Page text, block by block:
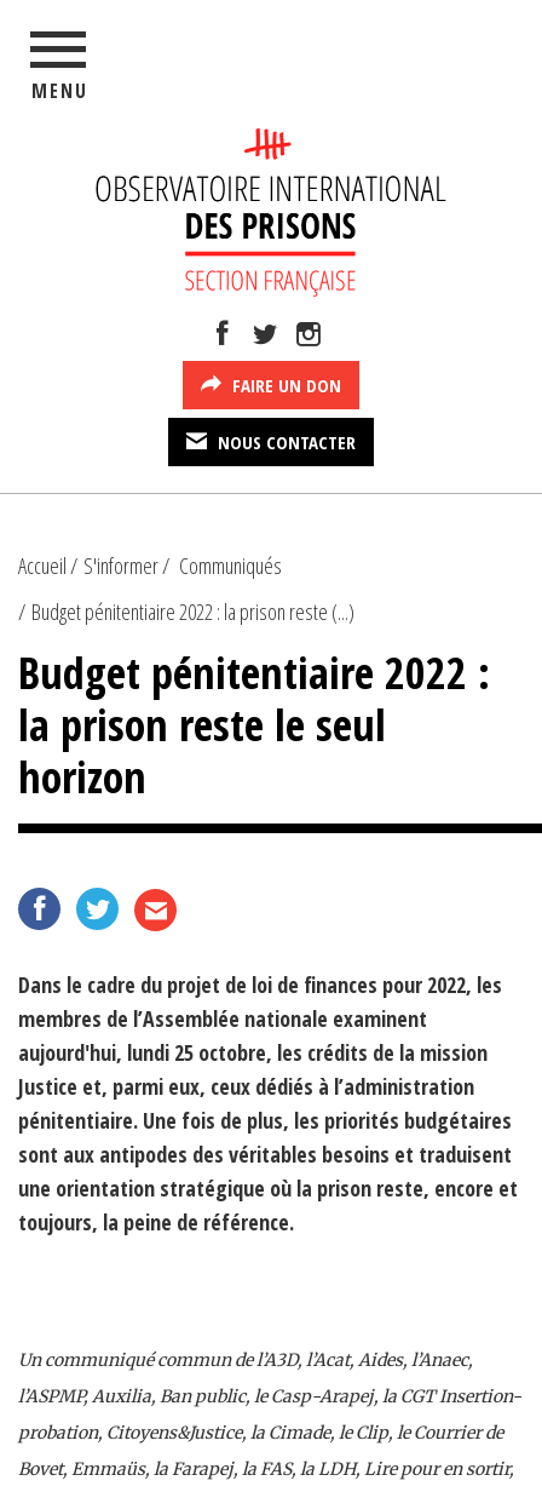
MENU
FAIRE UN DON
NOUS CONTACTER
Accueil S'informer
Communiqués
Budget pénitentiaire 2022 : la prison reste (...)
Budget pénitentiaire 2022 :
la prison reste le seul
horizon
Dans le cadre du projet de loi de finances pour 2022, les
membres de l’Assemblée nationale examinent
aujourd'hui, lundi 25 octobre, les crédits de la mission
Justice et, parmi eux, ceux dédiés à l’administration
pénitentiaire. Une fois de plus, les priorités budgétaires
sont aux antipodes des véritables besoins et traduisent
une orientation stratégique où la prison reste, encore et
toujours, la peine de référence.
Un communiqué commun de l’A3D, l’Acat, Aides, l’Anaec,
l’ASPMP, Auxilia, Ban public, le Casp-Arapej, la CGT Insertion-
probation, Citoyens&Justice, la Cimade, le Clip, le Courrier de
Bovet, Emmaüs, la Farapej, la FAS, la LDH, Lire pour en sortir,